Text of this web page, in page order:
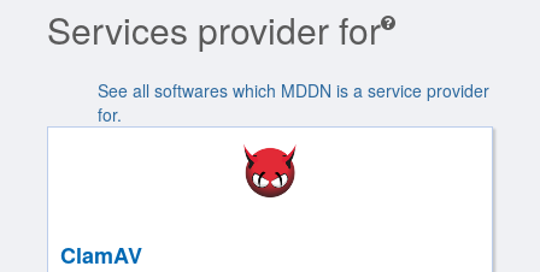
Services provider for
See all softwares which MDDN is a service provider
for.
ClamAV